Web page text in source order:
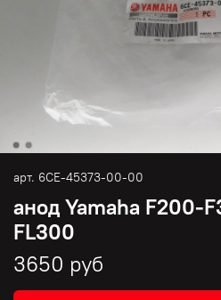
арт. 6CE-45373-00-00
анод Yamaha F200-
FL300
3650 руб